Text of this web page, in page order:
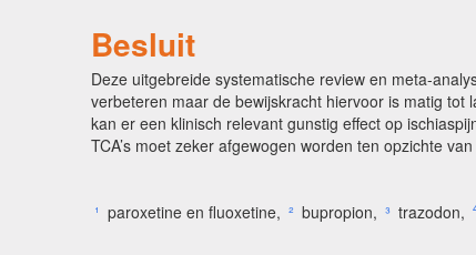
Besluit
Deze uitgebreide systematische review en meta-
verbeteren maar de bewijskracht hiervoor is matig tot
kan er een klinisch relevant gunstig effect op
TCA’s moet zeker afgewogen worden ten opzichte
¹ paroxetine en fluoxetine, ² bupropion, ³ trazodon,